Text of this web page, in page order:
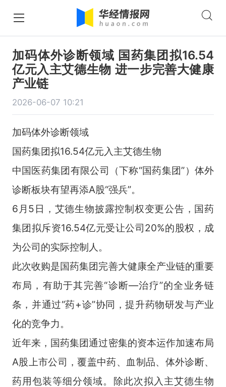
加码体外诊断领域 国药集团拟16.54
亿元入主艾德生物 进一步完善大健康
产业链
2026-06-07 10:21
加码体外诊断领域
国药集团拟16.54亿元入主艾德生物
中国医药集团有限公司（下称“国药集团”）体外
诊断板块有望再添A股“强兵”。
6月5日，艾德生物披露控制权变更公告，国药
集团拟斥资16.54亿元受让公司20%的股权，成
为公司的实际控制人。
此次收购是国药集团完善大健康全产业链的重要
布局，有助于其完善“诊断—治疗”的全业务链
条，并通过“药+诊”协同，提升药物研发与产业
化的竞争力。
近年来，国药集团通过密集的资本运作加速布局
A股上市公司，覆盖中药、血制品、体外诊断、
药用包装等细分领域。除此次拟入主艾德生物